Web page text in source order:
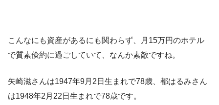
こんなにも資産があるにも関わらず、月15万円のホテル
で質素倹約に過ごしていて、なんか素敵ですね。
矢崎滋さんは1947年9月2日生まれで78歳、都はるみさん
は1948年2月22日生まれで78歳です。